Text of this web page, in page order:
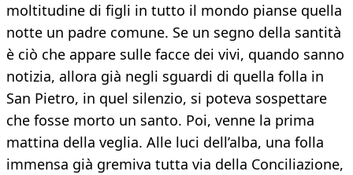
moltitudine di figli in tutto il mondo pianse quella
notte un padre comune. Se un segno della santità
è ciò che appare sulle facce dei vivi, quando sanno
notizia, allora già negli sguardi di quella folla in
San Pietro, in quel silenzio, si poteva sospettare
che fosse morto un santo. Poi, venne la prima
mattina della veglia. Alle luci dell’alba, una folla
immensa già gremiva tutta via della Conciliazione,